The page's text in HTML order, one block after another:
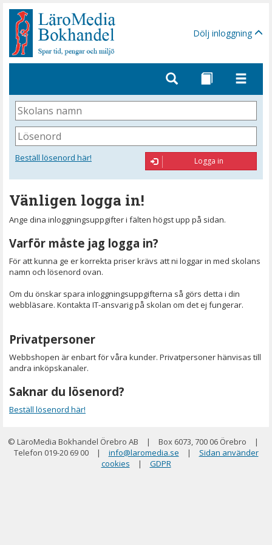
Gå
sidinnehåll
Dölj inloggning
Skolans
namn
Lösenord
Beställ lösenord här! Logga in
Vänligen logga in!
Ange dina inloggningsuppgifter i fälten högst upp på sidan.
Varför måste jag logga in?
För att kunna ge er korrekta priser krävs att ni loggar in med skolans
namn och lösenord ovan.
Om du önskar spara inloggningsuppgifterna så görs detta i din
webbläsare. Kontakta IT-ansvarig på skolan om det ej fungerar.
Privatpersoner
Webbshopen är enbart för våra kunder. Privatpersoner hänvisas till
andra inköpskanaler.
Saknar du lösenord?
Beställ lösenord här!
© LäroMedia Bokhandel Örebro AB | Box 6073, 700 06 Örebro
|
Telefon 019-20 69 00
| info@laromedia.se |
Sidan använder
cookies
| GDPR